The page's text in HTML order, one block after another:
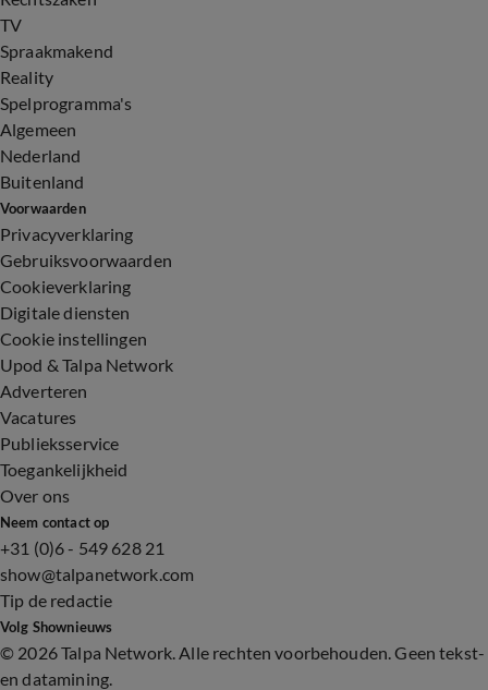
TV
Spraakmakend
Reality
Spelprogramma's
Algemeen
Nederland
Buitenland
Voorwaarden
Privacyverklaring
Gebruiksvoorwaarden
Cookieverklaring
Digitale diensten
Cookie instellingen
Upod & Talpa Network
Adverteren
Vacatures
Publieksservice
Toegankelijkheid
Over ons
Neem contact op
+31 (0)6 - 549 628 21
show@talpanetwork.com
Tip de redactie
Volg Shownieuws
© 2026 Talpa Network. Alle rechten voorbehouden. Geen tekst-
en datamining.